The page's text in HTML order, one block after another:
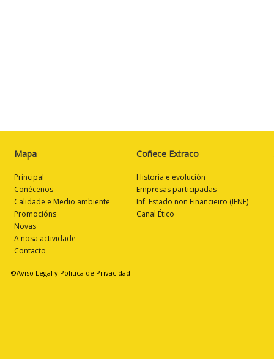
Mapa
Principal
Coñécenos
Calidade e Medio ambiente
Promocións
Novas
A nosa actividade
Contacto
Coñece Extraco
Historia e evolución
Empresas participadas
Inf. Estado non Financieiro (IENF)
Canal Ético
©Aviso Legal y Politica de Privacidad